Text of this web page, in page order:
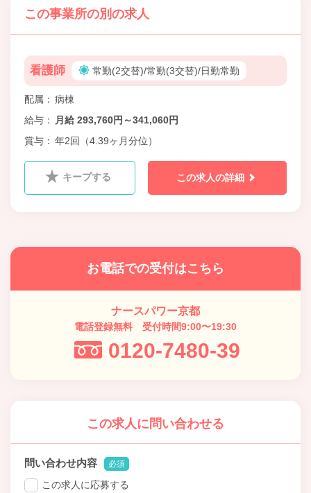
この事業所の別の求人
看護師 常勤(2交替)/常勤(3交替)/日勤常勤
配属
病棟
給与
月給 293,760円～341,060円
賞与
年2回（4.39ヶ月分位）
キープする この求人の詳細
お電話での受付はこちら
ナースパワー京都
電話登録無料 受付時間9:00〜19:30
0120-7480-39
この求人に問い合わせる
問い合わせ内容 必須
この求人に応募する